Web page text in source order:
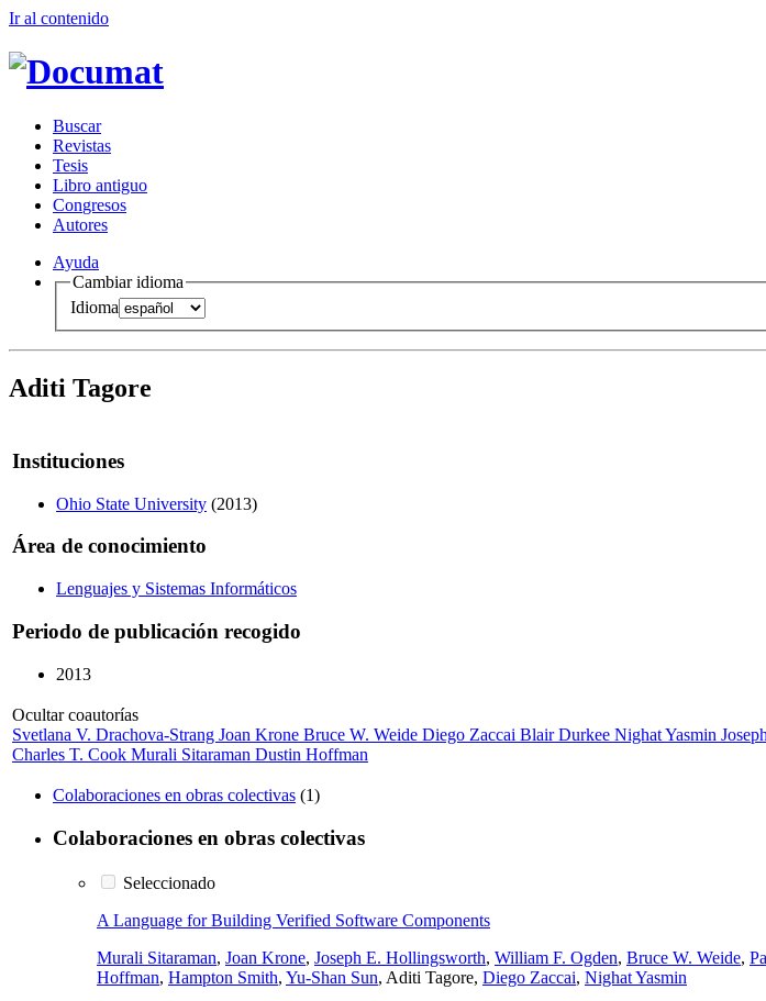
Ir al contenido
Buscar
Revistas
Tesis
Libro antiguo
Congresos
Autores
Ayuda
Cambiar idioma
Idioma
Aditi Tagore
Instituciones
Ohio State University (2013)
Área de conocimiento
Lenguajes y Sistemas Informáticos
Periodo de publicación recogido
2013
Ocultar coautorías
Svetlana V. Drachova-Strang Joan Krone Bruce W. Weide Diego Zaccai Blair Durkee Nighat Yasmin
Charles T. Cook Murali Sitaraman Dustin Hoffman
Colaboraciones en obras colectivas (1)
Colaboraciones en obras colectivas
Seleccionado
A Language for Building Verified Software Components
Murali Sitaraman, Joan Krone, Joseph E. Hollingsworth, William F. Ogden, Bruce W. Weide,
Hoffman, Hampton Smith, Yu-Shan Sun, Aditi Tagore, Diego Zaccai, Nighat Yasmin